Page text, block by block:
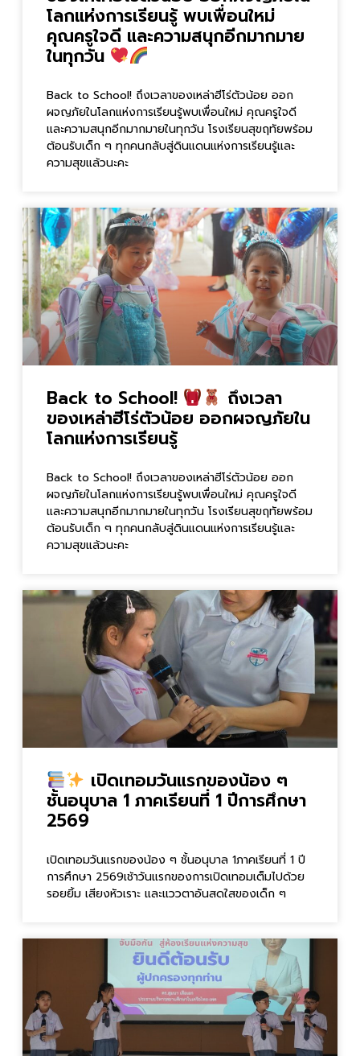
โลกแห่งการเรียนรู้ พบเพื่อนใหม่
คุณครูใจดี และความสนุกอีกมากมาย
ในทุกวัน
Back to School! ถึงเวลาของเหล่าฮีโร่ตัวน้อย ออก
ผจญภัยในโลกแห่งการเรียนรู้พบเพื่อนใหม่ คุณครูใจดี
และความสนุกอีกมากมายในทุกวัน โรงเรียนสุขฤทัยพร้อม
ต้อนรับเด็ก ๆ ทุกคนกลับสู่ดินแดนแห่งการเรียนรู้และ
ความสุขแล้วนะคะ
Back to School! ถึงเวลา
ของเหล่าฮีโร่ตัวน้อย ออกผจญภัยใน
โลกแห่งการเรียนรู้
Back to School! ถึงเวลาของเหล่าฮีโร่ตัวน้อย ออก
ผจญภัยในโลกแห่งการเรียนรู้พบเพื่อนใหม่ คุณครูใจดี
และความสนุกอีกมากมายในทุกวัน โรงเรียนสุขฤทัยพร้อม
ต้อนรับเด็ก ๆ ทุกคนกลับสู่ดินแดนแห่งการเรียนรู้และ
ความสุขแล้วนะคะ
เปิดเทอมวันแรกของน้อง ๆ
ชั้นอนุบาล 1 ภาคเรียนที่ 1 ปีการศึกษา
2569
เปิดเทอมวันแรกของน้อง ๆ ชั้นอนุบาล 1ภาคเรียนที่ 1 ปี
การศึกษา 2569เช้าวันแรกของการเปิดเทอมเต็มไปด้วย
รอยยิ้ม เสียงหัวเราะ และแววตาอันสดใสของเด็ก ๆ